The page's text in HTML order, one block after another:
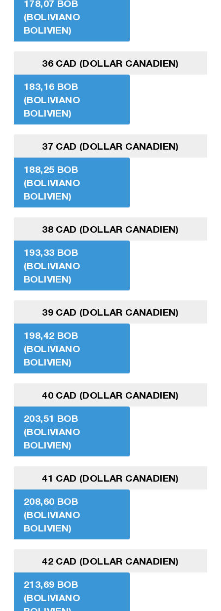
178,07 BOB
(BOLIVIANO
BOLIVIEN)
36 CAD (DOLLAR CANADIEN)
183,16 BOB
(BOLIVIANO
BOLIVIEN)
37 CAD (DOLLAR CANADIEN)
188,25 BOB
(BOLIVIANO
BOLIVIEN)
38 CAD (DOLLAR CANADIEN)
193,33 BOB
(BOLIVIANO
BOLIVIEN)
39 CAD (DOLLAR CANADIEN)
198,42 BOB
(BOLIVIANO
BOLIVIEN)
40 CAD (DOLLAR CANADIEN)
203,51 BOB
(BOLIVIANO
BOLIVIEN)
41 CAD (DOLLAR CANADIEN)
208,60 BOB
(BOLIVIANO
BOLIVIEN)
42 CAD (DOLLAR CANADIEN)
213,69 BOB
(BOLIVIANO